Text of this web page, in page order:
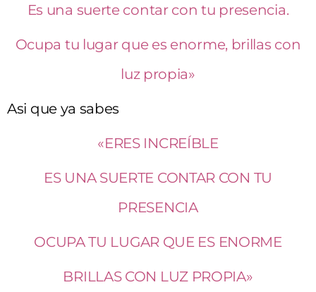
Es una suerte contar con tu presencia.
Ocupa tu lugar que es enorme, brillas con
luz propia»
Asi que ya sabes
«ERES INCREÍBLE
ES UNA SUERTE CONTAR CON TU
PRESENCIA
OCUPA TU LUGAR QUE ES ENORME
BRILLAS CON LUZ PROPIA»